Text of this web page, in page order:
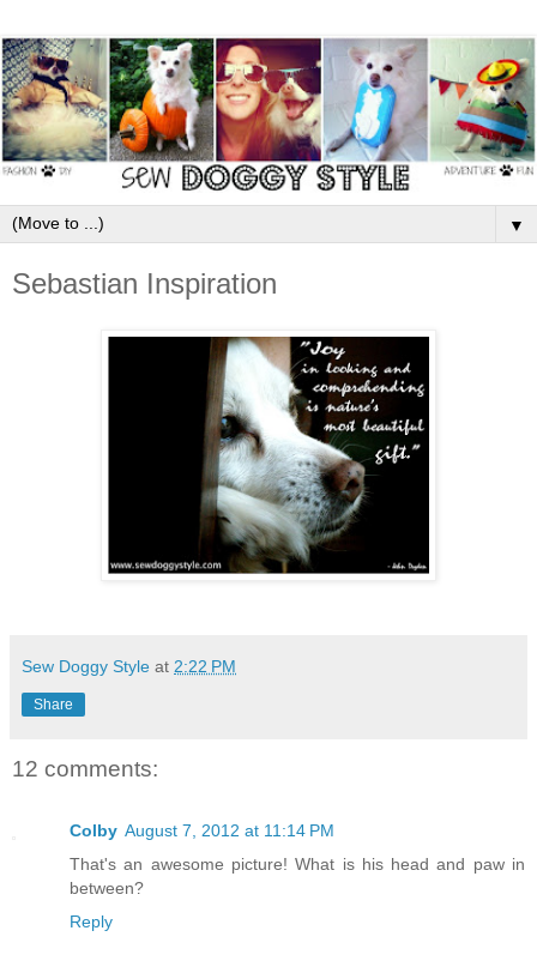
▼
Sebastian Inspiration
Sew Doggy Style at 2:22 PM
Share
12 comments:
Colby August 7, 2012 at 11:14 PM
That's an awesome picture! What is his head and paw in
between?
Reply